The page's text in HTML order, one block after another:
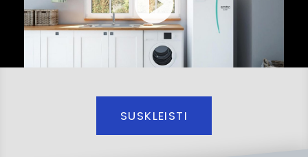
SUSKLEISTI